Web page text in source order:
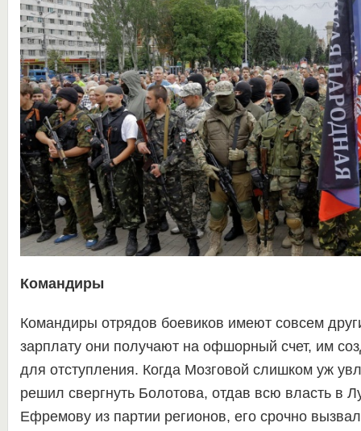
Командиры
Командиры отрядов боевиков имеют совсем
зарплату они получают на офшорный счет, им
для отступления. Когда Мозговой слишком уж
решил свергнуть Болотова, отдав всю власть в
Ефремову из партии регионов, его срочно